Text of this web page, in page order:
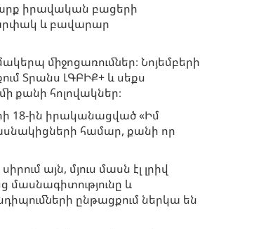
իրավական բացերի
և բավարար
միջոցառումներ։ Նոյեմբերի
Տրանս ԼԳԲԻՔ+ և սեքս
քանի հոլովակներ։
18-ին իրականացված «Իմ
համար, քանի որ
այն, մյուս մասն էլ լրիվ
մասնագիտությունը և
ընթացքում ներկա են